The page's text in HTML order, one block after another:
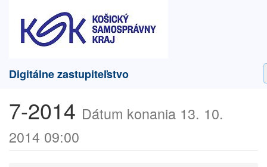
Digitálne zastupiteľstvo
7-2014 Dátum konania 13. 10.
2014 09:00